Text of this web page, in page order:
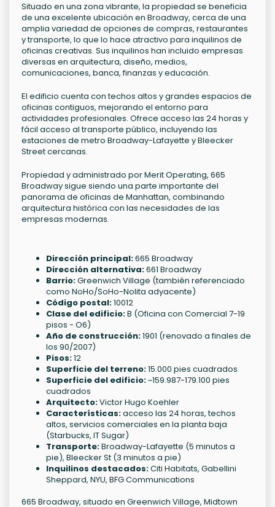
Situado en una zona vibrante, la propiedad se beneficia
de una excelente ubicación en Broadway, cerca de una
amplia variedad de opciones de compras, restaurantes
y transporte, lo que lo hace atractivo para inquilinos de
oficinas creativas. Sus inquilinos han incluido empresas
diversas en arquitectura, diseño, medios,
comunicaciones, banca, finanzas y educación.
El edificio cuenta con techos altos y grandes espacios de
oficinas contiguos, mejorando el entorno para
actividades profesionales. Ofrece acceso las 24 horas y
fácil acceso al transporte público, incluyendo las
estaciones de metro Broadway-Lafayette y Bleecker
Street cercanas.
Propiedad y administrado por Merit Operating, 665
Broadway sigue siendo una parte importante del
panorama de oficinas de Manhattan, combinando
arquitectura histórica con las necesidades de las
empresas modernas.
Dirección principal:665 Broadway
Dirección alternativa:661 Broadway
Barrio:Greenwich Village (también referenciado
como NoHo/SoHo-Nolita adyacente)
Código postal:10012
Clase del edificio:B (Oficina con Comercial 7-19
pisos - O6)
Año de construcción:1901 (renovado a finales de
los 90/2007)
Pisos:12
Superficie del terreno:15.000 pies cuadrados
Superficie del edificio:~159.987-179.100 pies
cuadrados
Arquitecto:Victor Hugo Koehler
Características:acceso las 24 horas, techos
altos, servicios comerciales en la planta baja
(Starbucks, IT Sugar)
Transporte:Broadway-Lafayette (5 minutos a
pie), Bleecker St (3 minutos a pie)
Inquilinos destacados:Citi Habitats, Gabellini
Sheppard, NYU, BFG Communications
665 Broadway, situado en Greenwich Village, Midtown